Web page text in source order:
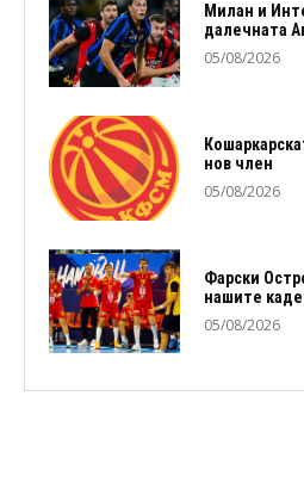
Милан и
далечната
05/08/2026
нов член
05/08/2026
Фарски
нашите
05/08/2026